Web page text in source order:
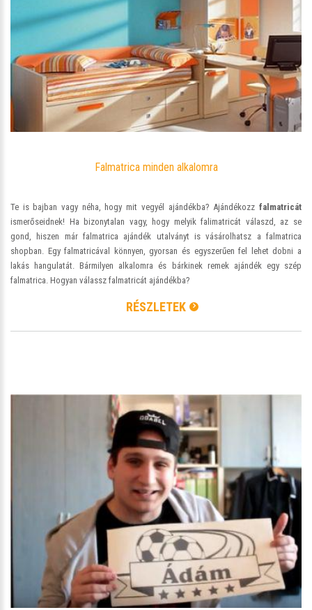
Falmatrica minden alkalomra
Te is bajban vagy néha, hogy mit vegyél ajándékba? Ajándékozz falmatricát
ismerőseidnek! Ha bizonytalan vagy, hogy melyik falimatricát válaszd, az se
gond, hiszen már falmatrica ajándék utalványt is vásárolhatsz a falmatrica
shopban. Egy falmatricával könnyen, gyorsan és egyszerűen fel lehet dobni a
lakás hangulatát. Bármilyen alkalomra és bárkinek remek ajándék egy szép
falmatrica. Hogyan válassz falmatricát ajándékba?
RÉSZLETEK